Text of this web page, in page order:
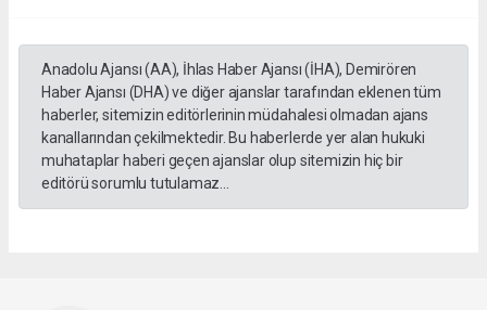
Anadolu Ajansı (AA), İhlas Haber Ajansı (İHA), Demirören
Haber Ajansı (DHA) ve diğer ajanslar tarafından eklenen tüm
haberler, sitemizin editörlerinin müdahalesi olmadan ajans
kanallarından çekilmektedir. Bu haberlerde yer alan hukuki
muhataplar haberi geçen ajanslar olup sitemizin hiç bir
editörü sorumlu tutulamaz...